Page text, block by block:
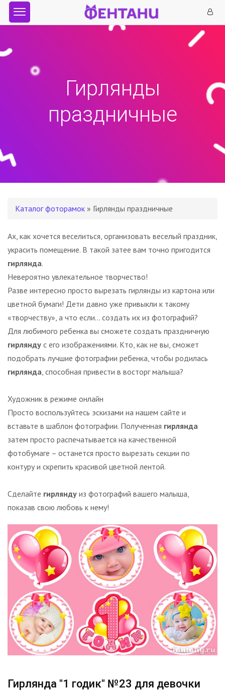
Гирлянды
праздничные
Каталог фоторамок » Гирлянды праздничные
Ах, как хочется веселиться, организовать веселый праздник,
украсить помещение. В такой затее вам точно пригодится
гирлянда.
Невероятно увлекательное творчество!
Разве интересно просто вырезать гирлянды из картона или
цветной бумаги! Дети давно уже привыкли к такому
«творчеству», а что если… создать их из фотографий?
Для любимого ребенка вы сможете создать праздничную
гирлянду с его изображениями. Кто, как не вы, сможет
подобрать лучшие фотографии ребенка, чтобы родилась
гирлянда, способная привести в восторг малыша?
Художник в режиме онлайн
Просто воспользуйтесь эскизами на нашем сайте и
вставьте в шаблон фотографии. Полученная гирлянда
затем просто распечатывается на качественной
фотобумаге – останется просто вырезать секции по
контуру и скрепить красивой цветной лентой.
Сделайте гирлянду из фотографий вашего малыша,
показав свою любовь к нему!
Гирлянда "1 годик" №23 для девочки